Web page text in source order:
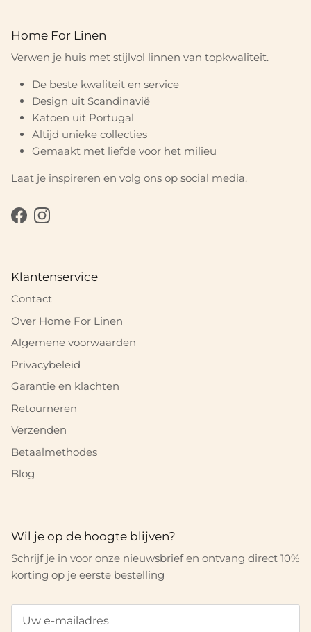
Home For Linen
Verwen je huis met stijlvol linnen van topkwaliteit.
De beste kwaliteit en service
Design uit Scandinavië
Katoen uit Portugal
Altijd unieke collecties
Gemaakt met liefde voor het milieu
Laat je inspireren en volg ons op social media.
FacebookInstagram
Klantenservice
Contact
Over Home For Linen
Algemene voorwaarden
Privacybeleid
Garantie en klachten
Retourneren
Verzenden
Betaalmethodes
Blog
Wil je op de hoogte blijven?
Schrijf je in voor onze nieuwsbrief en ontvang direct 10%
korting op je eerste bestelling